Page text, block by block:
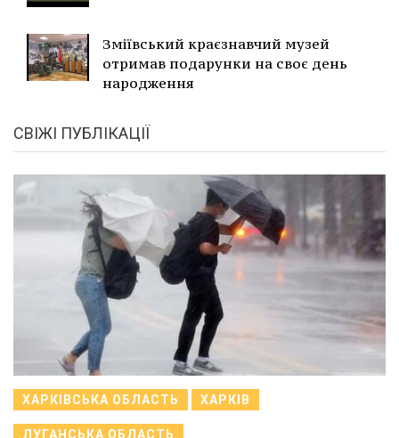
Зміївський краєзнавчий музей
отримав подарунки на своє день
народження
СВІЖІ ПУБЛІКАЦІЇ
ХАРКІВСЬКА ОБЛАСТЬ ХАРКІВ
ЛУГАНСЬКА ОБЛАСТЬ